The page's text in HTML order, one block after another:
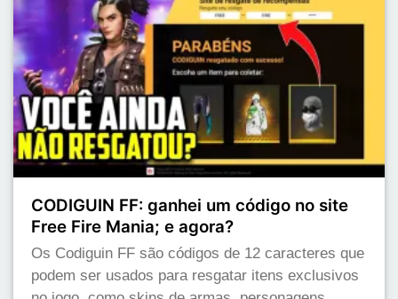
CODIGUIN FF: ganhei um código no site
Free Fire Mania; e agora?
Os Codiguin FF são códigos de 12 caracteres que
podem ser usados para resgatar itens exclusivos